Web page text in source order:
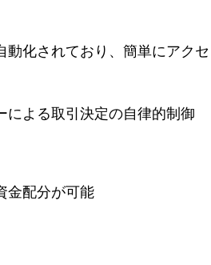
動化されており、簡単にアクセ
による取引決定の自律的制御
金配分が可能